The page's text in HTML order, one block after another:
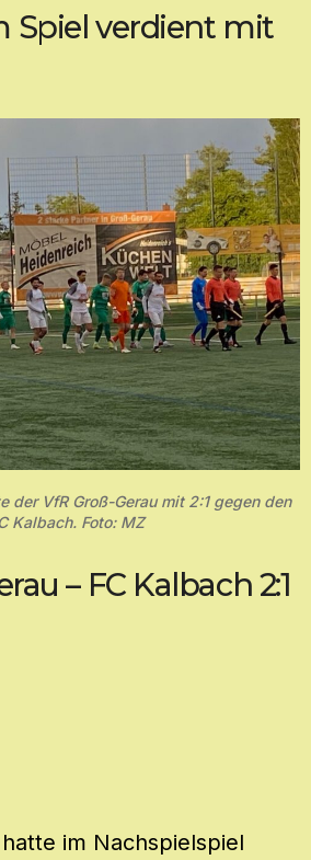
Spiel verdient mit
der VfR Groß-Gerau mit 2:1 gegen den
Kalbach. Foto: MZ
– FC Kalbach 2:1
im Nachspielspiel